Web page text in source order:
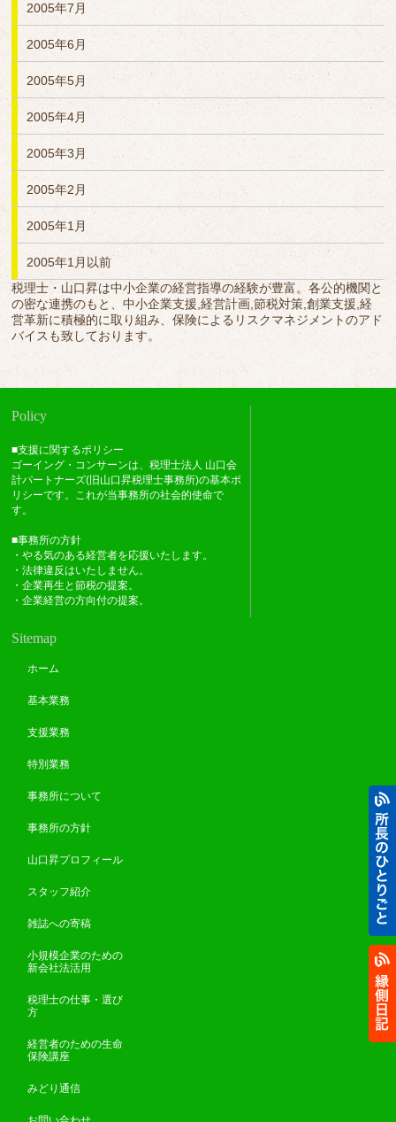
2005年7月
2005年6月
2005年5月
2005年4月
2005年3月
2005年2月
2005年1月
2005年1月以前
税理士・山口昇は中小企業の経営指導の経験が豊富。各公的機関と
の密な連携のもと、中小企業支援,経営計画,節税対策,創業支援,経
営革新に積極的に取り組み、保険によるリスクマネジメントのアド
バイスも致しております。
Policy
■支援に関するポリシー
ゴーイング・コンサーンは、税理士法人 山口会
計パートナーズ(旧山口昇税理士事務所)の基本ポ
リシーです。これが当事務所の社会的使命で
す。
■事務所の方針
・やる気のある経営者を応援いたします。
・法律違反はいたしません。
・企業再生と節税の提案。
・企業経営の方向付の提案。
Sitemap
ホーム
基本業務
支援業務
特別業務
事務所について
事務所の方針
山口昇プロフィール
スタッフ紹介
雑誌への寄稿
小規模企業のための
新会社法活用
税理士の仕事・選び
方
経営者のための生命
保険講座
みどり通信